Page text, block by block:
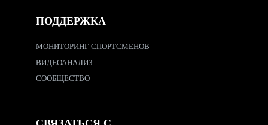
ПОДДЕРЖКА
МОНИТОРИНГ СПОРТСМЕНОВ
ВИДЕОАНАЛИЗ
СООБЩЕСТВО